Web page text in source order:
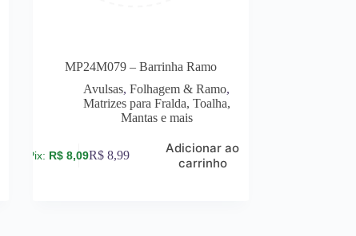
MP24M079 – Barrinha Ramo
Avulsas,Folhagem & Ramo,
Matrizes para Fralda, Toalha,
Mantas e mais
R$ 8,09R$ 8,99
Adicionar ao
carrinho